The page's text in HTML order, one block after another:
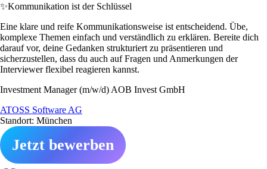
✨Kommunikation ist der Schlüssel
Eine klare und reife Kommunikationsweise ist entscheidend. Übe,
komplexe Themen einfach und verständlich zu erklären. Bereite dich
darauf vor, deine Gedanken strukturiert zu präsentieren und
sicherzustellen, dass du auch auf Fragen und Anmerkungen der
Interviewer flexibel reagieren kannst.
Investment Manager (m/w/d) AOB Invest GmbH
ATOSS Software AG
Standort: München
Jetzt bewerben